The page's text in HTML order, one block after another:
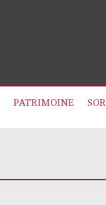
PATRIMOINE